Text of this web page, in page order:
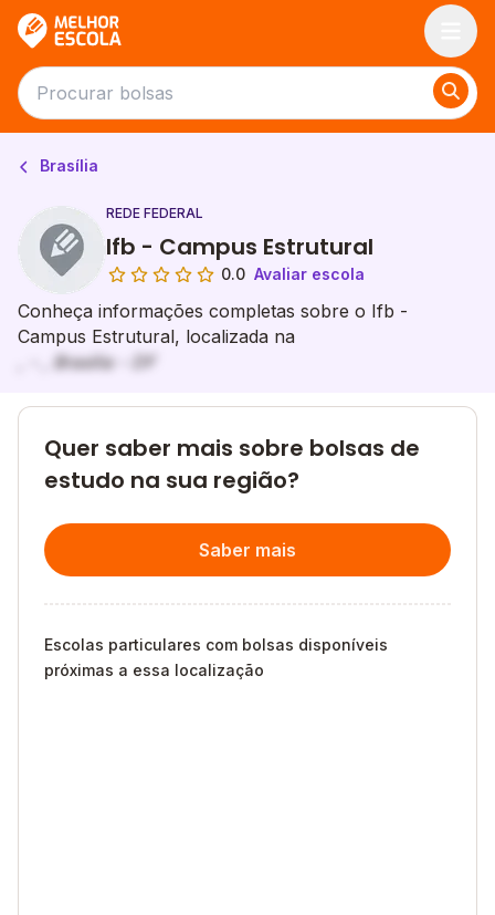
Brasília
REDE FEDERAL
Ifb - Campus Estrutural
0.0 Avaliar escola
Conheça informações completas sobre o Ifb -
Campus Estrutural, localizada na
, - , Brasília - DF
Quer saber mais sobre bolsas de
estudo na sua região?
Saber mais
Escolas particulares com bolsas disponíveis
próximas a essa localização